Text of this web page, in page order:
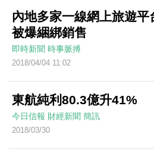
內地多家一線網上旅遊平
被爆綑綁銷售
即時新聞 時事脈搏
2018/04/04 11:02
東航純利80.3億升41%
今日信報 財經新聞 簡訊
2018/03/30